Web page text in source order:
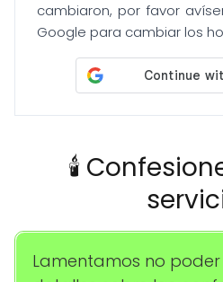
cambiaron, por favor
Google para cambiar los
🕯️
Lamentamos no